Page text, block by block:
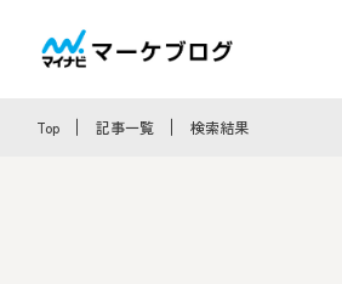
Top 記事一覧 検索結果